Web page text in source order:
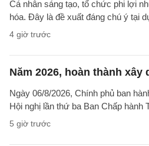
Cá nhân sáng tạo, tổ chức phi lợi
hóa. Đây là đề xuất đáng chú ý tại
4 giờ trước
Năm 2026, hoàn thành
Ngày 06/8/2026, Chính phủ ban
Hội nghị lần thứ ba Ban Chấp
5 giờ trước